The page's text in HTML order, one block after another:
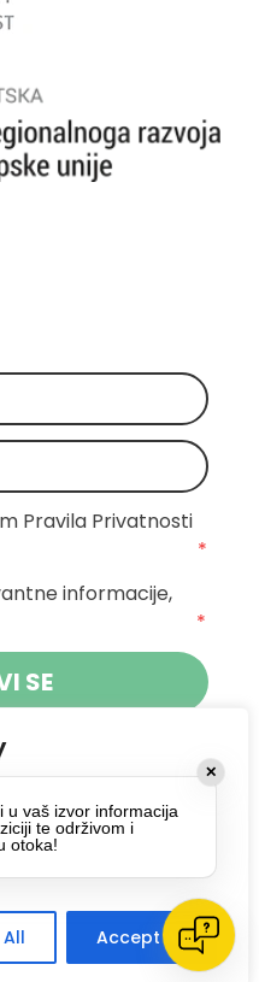
browsing experience,
and analyze our
consent to our use
Accept All
Pravila Privatnosti
*
informacije,
*
SE
za
Otoka te se
✕
u vaš izvor informacija
te održivom i
otoka!